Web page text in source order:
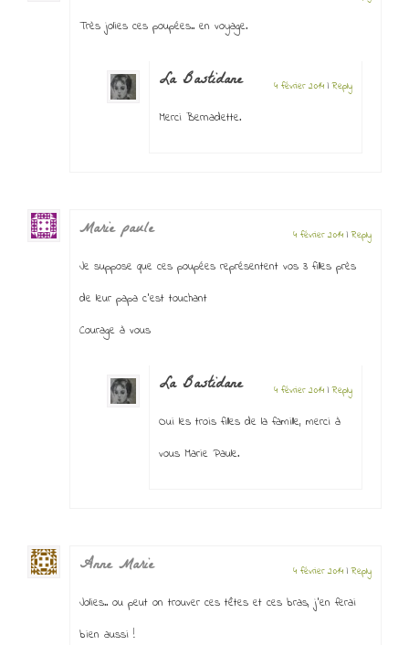
Très jolies ces poupées.. en voyage.
La Bastidane 4 février 2014 |Reply
Merci Bernadette.
Marie paule 4 février 2014 |Reply
Je suppose que ces poupées représentent vos 3 filles près
de leur papa c’est touchant
Courage à vous
La Bastidane 4 février 2014 |Reply
Oui les trois filles de la famille, merci à
vous Marie Paule.
Anne Marie 4 février 2014 |Reply
Jolies.. ou peut on trouver ces têtes et ces bras, j’en ferai
bien aussi !